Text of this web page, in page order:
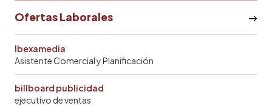
Ofertas Laborales
Ibexamedia
Asistente Comercial y Planificación
billboard publicidad
ejecutivo de ventas